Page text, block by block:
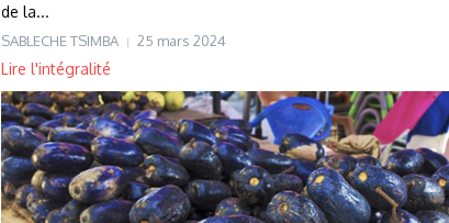
de la...
SABLECHE TSIMBA 25 mars 2024
Lire l'intégralité